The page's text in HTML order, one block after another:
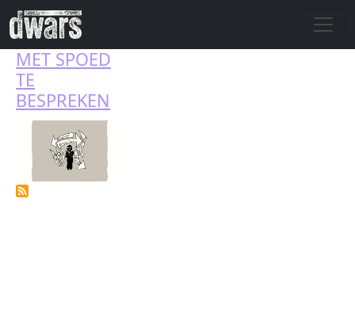
Overslaan en naar de inhoud gaan
MET SPOED
TE
BESPREKEN